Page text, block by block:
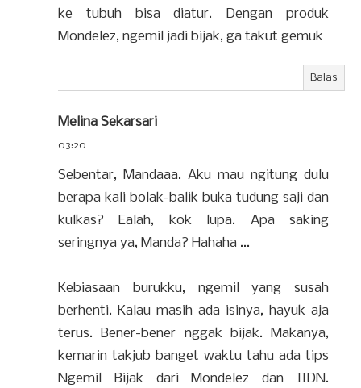
ke tubuh bisa diatur. Dengan produk
Mondelez, ngemil jadi bijak, ga takut gemuk
Balas
Melina Sekarsari
03:20
Sebentar, Mandaaa. Aku mau ngitung dulu
berapa kali bolak-balik buka tudung saji dan
kulkas? Ealah, kok lupa. Apa saking
seringnya ya, Manda? Hahaha ...
Kebiasaan burukku, ngemil yang susah
berhenti. Kalau masih ada isinya, hayuk aja
terus. Bener-bener nggak bijak. Makanya,
kemarin takjub banget waktu tahu ada tips
Ngemil Bijak dari Mondelez dan IIDN.